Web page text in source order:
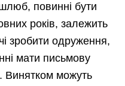
повинні бути
років, залежить
зробити одруження,
мати письмову
Винятком можуть